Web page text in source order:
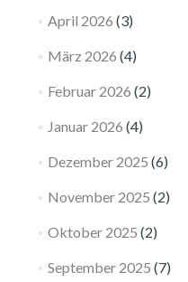
April 2026 (3)
März 2026 (4)
Februar 2026 (2)
Januar 2026 (4)
Dezember 2025 (6)
November 2025 (2)
Oktober 2025 (2)
September 2025 (7)